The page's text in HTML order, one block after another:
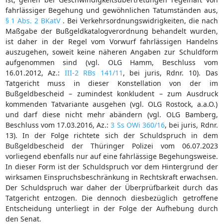
fahrlässiger Begehung und gewöhnlichen Tatumständen aus,
§ 1 Abs. 2 BKatV. Bei Verkehrsordnungswidrigkeiten, die nach
Maßgabe der Bußgeldkatalogverordnung behandelt wurden,
ist daher in der Regel vom Vorwurf fahrlässigen Handelns
auszugehen, soweit keine näheren Angaben zur Schuldform
aufgenommen sind (vgl. OLG Hamm, Beschluss vom
16.01.2012, Az.: III-2 RBs 141/11 , bei juris, Rdnr. 10). Das
Tatgericht muss in dieser Konstellation von der im
Bußgeldbescheid – zumindest konkludent – zum Ausdruck
kommenden Tatvariante ausgehen (vgl. OLG Rostock, a.a.O.)
und darf diese nicht mehr abändern (vgl. OLG Bamberg,
Beschluss vom 17.03.2016, Az.:3 Ss OWi 360/16, bei juris, Rdnr.
13). In der Folge richtete sich der Schuldspruch in dem
Bußgeldbescheid der Thüringer Polizei vom 06.07.2023
vorliegend ebenfalls nur auf eine fahrlässige Begehungsweise.
In dieser Form ist der Schuldspruch vor dem Hintergrund der
wirksamen Einspruchsbeschränkung in Rechtskraft erwachsen.
Der Schuldspruch war daher der Überprüfbarkeit durch das
Tatgericht entzogen. Die dennoch diesbezüglich getroffene
Entscheidung unterliegt in der Folge der Aufhebung durch
den Senat.